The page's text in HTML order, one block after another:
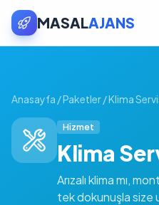
MASALAJANS
Anasayfa /Paketler/Klima
Hizmet
Klima
Arızalı klima mı,
tek dokunuşla size